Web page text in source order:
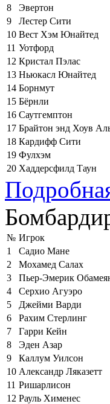
8
Эвертон
9
Лестер Сити
10 Вест Хэм Юнайтед
11 Уотфорд
12 Кристал Пэлас
13 Ньюкасл Юнайтед
14 Борнмут
15 Бёрнли
16 Саутгемптон
17 Брайтон энд Хоув
18 Кардифф Сити
19 Фулхэм
20 Хаддерсфилд Таун
№ Игрок
1
Садио Мане
2
Мохамед Салах
3
Пьер-Эмерик
4
Серхио Агуэро
5
Джейми Варди
6
Рахим Стерлинг
7
Гарри Кейн
8
Эден Азар
9
Каллум Уилсон
10 Александр Ляказетт
11 Ришарлисон
12 Рауль Хименес